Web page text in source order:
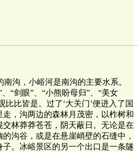
南沟，小峪河是南沟的主要水系。
“剑眼”、“小熊盼母归”、“美女
比比皆是。过了‘大关门’便进入了国
，沟两边的森林月茂密，以柞树和
林莽莽苍苍，阴天蔽日。无论是在
沟谷，或是在悬崖峭壁的石缝中，
。冰峪景区的另一个出口是一条隧